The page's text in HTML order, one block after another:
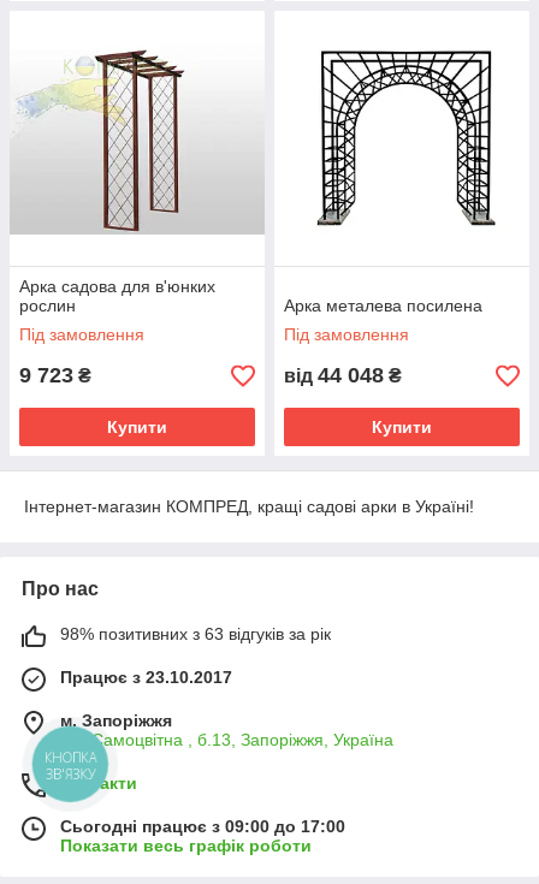
Арка садова для в'юнких
рослин
Під замовлення
9 723 ₴
Купити
Арка металева посилена
Під замовлення
від 44 048 ₴
Купити
Інтернет-магазин КОМПРЕД, кращі садові арки в Україні!
Про нас
98% позитивних з 63 відгуків за рік
Працює з 23.10.2017
м. Запоріжжя
вул.Самоцвітна , б.13, Запоріжжя, Україна
Контакти
Сьогодні працює з 09:00 до 17:00
Показати весь графік роботи
КНОПКА
ЗВ'ЯЗКУ